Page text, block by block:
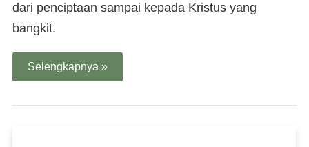
dari penciptaan sampai kepada Kristus yang
bangkit.
Selengkapnya »